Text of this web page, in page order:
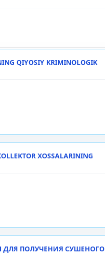
QIYOSIY KRIMINOLOGIK
XOSSALARINING
ДЛЯ ПОЛУЧЕНИЯ СУШЕНОГО